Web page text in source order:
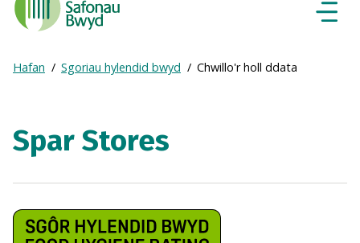
Standards
Agency
Frontpage
Breadcrumb
Expand
breadcrumb
Hafan Sgoriau hylendid bwyd Chwillo'r holl ddata
Spar Stores